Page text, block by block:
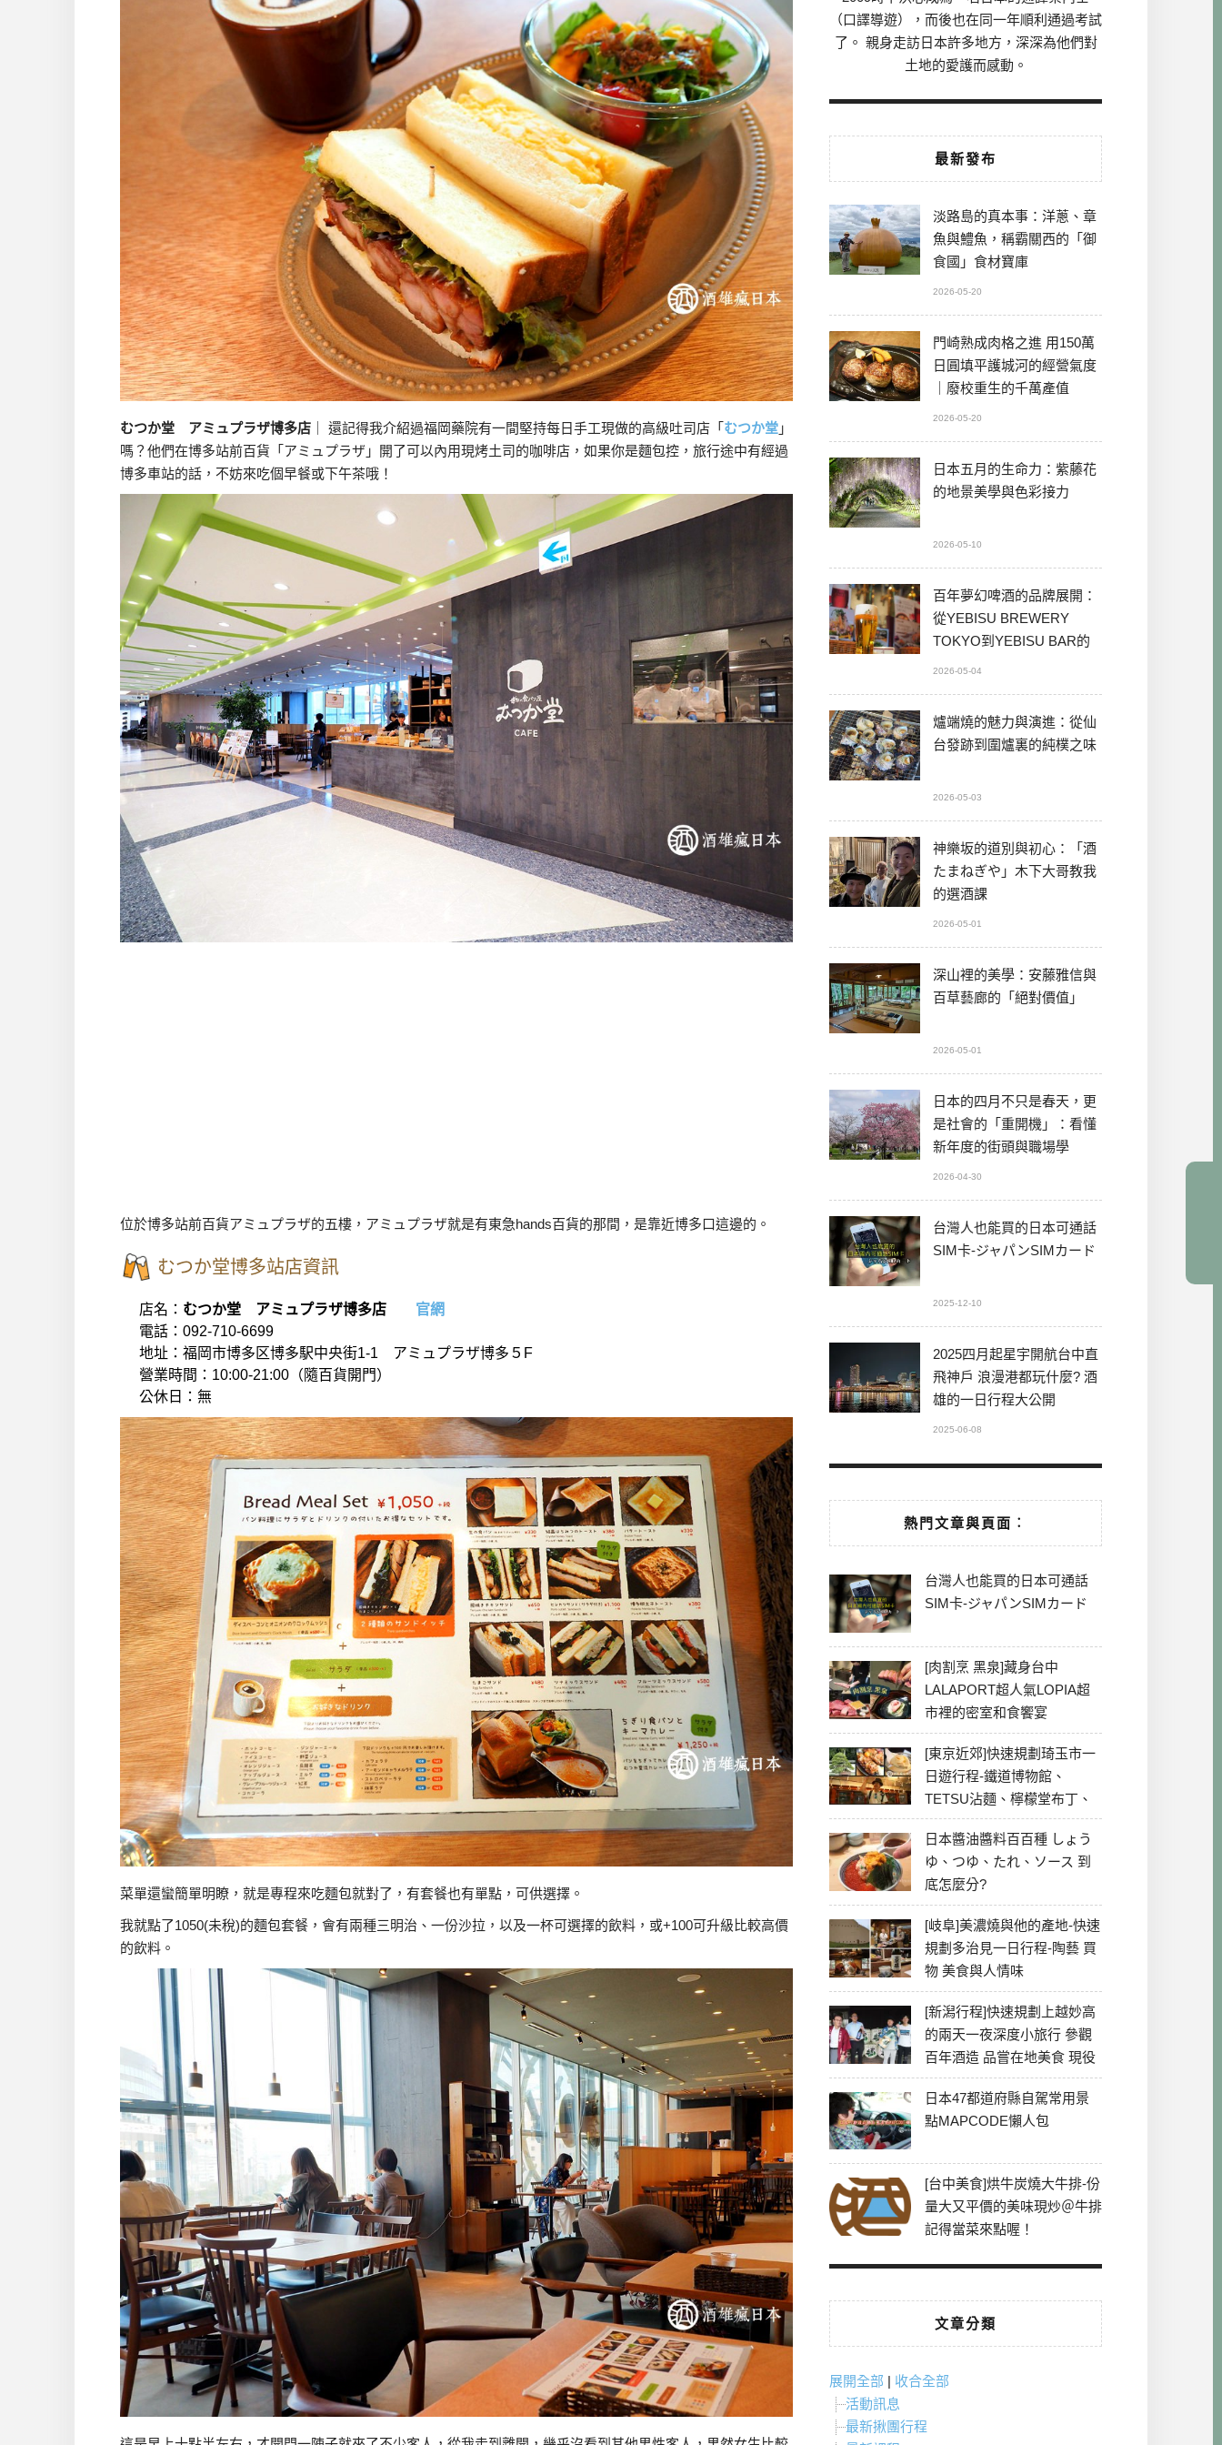
むつか堂 アミュプラザ博多店 ｜ 還記得我介紹過福岡藥院有一間堅持每日手工現做的高級吐司店「 むつか堂 」
嗎？他們在博多站前百貨「アミュプラザ」開了可以內用現烤土司的咖啡店，如果你是麵包控，旅行途中有經過
博多車站的話，不妨來吃個早餐或下午茶哦！
位於博多站前百貨アミュプラザ的五樓，アミュプラザ就是有東急hands百貨的那間，是靠近博多口這邊的。
むつか堂博多站店資訊
店名： むつか堂 アミュプラザ博多店 官網
電話：092-710-6699
地址：福岡市博多区博多駅中央街1-1 アミュプラザ博多５F
營業時間：10:00-21:00（隨百貨開門）
公休日：無
菜單還蠻簡單明瞭，就是專程來吃麵包就對了，有套餐也有單點，可供選擇。
我就點了1050(未稅)的麵包套餐，會有兩種三明治、一份沙拉，以及一杯可選擇的飲料，或+100可升級比較高價
的飲料。
（口譯導遊），而後也在同一年順利通過考試
了。 親身走訪日本許多地方，深深為他們對
土地的愛護而感動。
最新發布
淡路島的真本事：洋蔥、章
魚與鱧魚，稱霸關西的「御
食國」食材寶庫
2026-05-20
門崎熟成肉格之進 用150萬
日圓填平護城河的經營氣度
｜廢校重生的千萬產值
2026-05-20
日本五月的生命力：紫藤花
的地景美學與色彩接力
2026-05-10
百年夢幻啤酒的品牌展開：
從YEBISU BREWERY
TOKYO到YEBISU BAR的
2026-05-04
爐端燒的魅力與演進：從仙
台發跡到圍爐裏的純樸之味
2026-05-03
神樂坂的道別與初心：「酒
たまねぎや」木下大哥教我
的選酒課
2026-05-01
深山裡的美學：安藤雅信與
百草藝廊的「絕對價值」
2026-05-01
日本的四月不只是春天，更
是社會的「重開機」：看懂
新年度的街頭與職場學
2026-04-30
台灣人也能買的日本可通話
SIM卡-ジャパンSIMカード
2025-12-10
2025四月起星宇開航台中直
飛神戶 浪漫港都玩什麼? 酒
雄的一日行程大公開
2025-06-08
熱門文章與頁面︰
台灣人也能買的日本可通話
SIM卡-ジャパンSIMカード
[肉割烹 黑泉]藏身台中
LALAPORT超人氣LOPIA超
市裡的密室和食饗宴
[東京近郊]快速規劃琦玉市一
日遊行程-鐵道博物館、
TETSU沾麵、檸檬堂布丁、
冰川神社、美食彙整
日本醬油醬料百百種 しょう
ゆ、つゆ、たれ、ソース 到
底怎麼分?
[岐阜]美濃燒與他的產地-快速
規劃多治見一日行程-陶藝 買
物 美食與人情味
[新潟行程]快速規劃上越妙高
的兩天一夜深度小旅行 參觀
百年酒造 品嘗在地美食 現役
最老牌電影院
日本47都道府縣自駕常用景
點MAPCODE懶人包
[台中美食]烘牛炭燒大牛排-份
量大又平價的美味現炒＠牛排
記得當菜來點喔！
文章分類
展開全部 | 收合全部
活動訊息
最新揪團行程